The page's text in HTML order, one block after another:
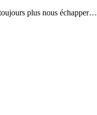
plus nous échapper…